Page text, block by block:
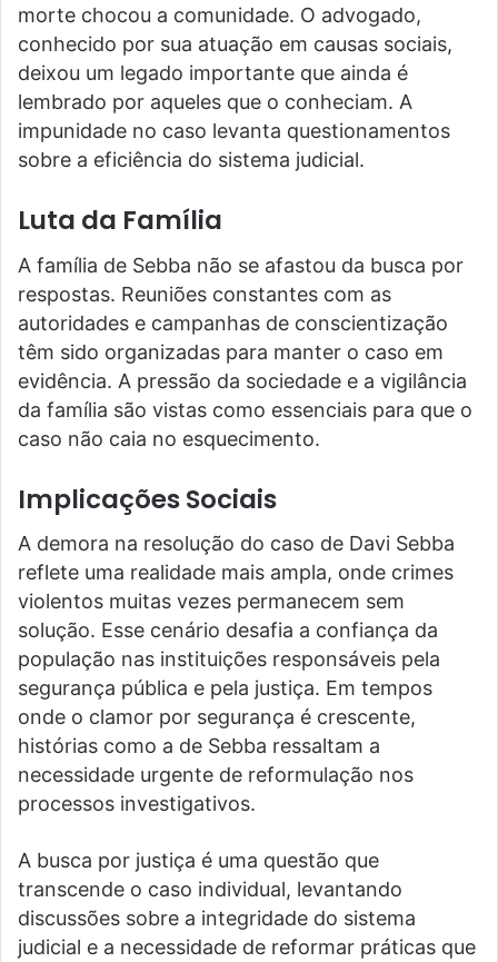
morte chocou a comunidade. O advogado,
conhecido por sua atuação em causas sociais,
deixou um legado importante que ainda é
lembrado por aqueles que o conheciam. A
impunidade no caso levanta questionamentos
sobre a eficiência do sistema judicial.
Luta da Família
A família de Sebba não se afastou da busca por
respostas. Reuniões constantes com as
autoridades e campanhas de conscientização
têm sido organizadas para manter o caso em
evidência. A pressão da sociedade e a vigilância
da família são vistas como essenciais para que o
caso não caia no esquecimento.
Implicações Sociais
A demora na resolução do caso de Davi Sebba
reflete uma realidade mais ampla, onde crimes
violentos muitas vezes permanecem sem
solução. Esse cenário desafia a confiança da
população nas instituições responsáveis pela
segurança pública e pela justiça. Em tempos
onde o clamor por segurança é crescente,
histórias como a de Sebba ressaltam a
necessidade urgente de reformulação nos
processos investigativos.
A busca por justiça é uma questão que
transcende o caso individual, levantando
discussões sobre a integridade do sistema
judicial e a necessidade de reformar práticas que